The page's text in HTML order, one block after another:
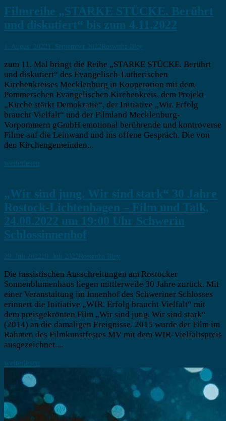
Filmreihe „STARKE STÜCKE. Berührt
und diskutiert“ bis zum 4.11.2022
1. August 2022 1. September 2022 Roswitha Bley
zum 11. Mal bringt die Reihe „STARKE STÜCKE. Berührt
und diskutiert“ des Evangelisch-Lutherischen
Kirchenkreises Mecklenburg in Kooperation mit dem
Pommerschen Evangelischen Kirchenkreis, dem Projekt
„Kirche stärkt Demokratie“, der Initiative „Wir. Erfolg
braucht Vielfalt“ und der Filmland Mecklenburg-
Vorpommern gGmbH emotional berührende und kontroverse
Filme auf die Leinwand und ins offene Gespräch. Die von
den Kirchengemeinden...
weiterlesen
„Wir sind jung. Wir sind stark“ 30 Jahre
Rostock-Lichtenhagen – Film und Talk,
24.08.2022 um 19:00 Uhr Schwerin
Schlossinnenhof
29. Juli 2022 29. Juli 2022 Roswitha Bley
Die rassistischen Ausschreitungen am Rostocker
Sonnenblumenhaus liegen mittlerweile 30 Jahre zurück. Mit
einer Veranstaltung im Innenhof des Schweriner Schlosses
erinnert die Initiative „WIR. Erfolg braucht Vielfalt“ mit
dem preisgekrönten Film „Wir sind jung. Wir sind stark“
(2014) an die damaligen Ereignisse. 2015 wurde der Film im
Rahmen des Filmkunstfestes MV mit dem WIR-Vielfaltspreis
ausgezeichnet....
weiterlesen